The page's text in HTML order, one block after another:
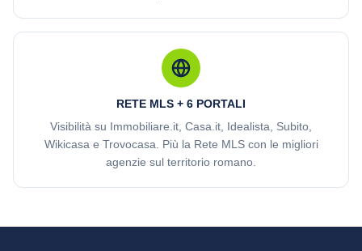
RETE MLS + 6 PORTALI
Visibilità su Immobiliare.it, Casa.it, Idealista, Subito,
Wikicasa e Trovocasa. Più la Rete MLS con le migliori
agenzie sul territorio romano.